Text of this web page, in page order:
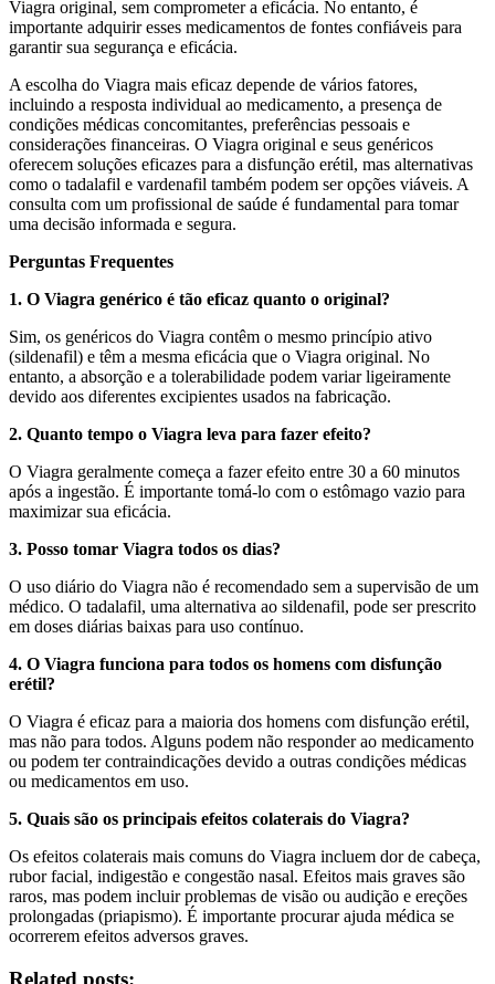
Viagra original, sem comprometer a eficácia. No entanto, é
importante adquirir esses medicamentos de fontes confiáveis para
garantir sua segurança e eficácia.
A escolha do Viagra mais eficaz depende de vários fatores,
incluindo a resposta individual ao medicamento, a presença de
condições médicas concomitantes, preferências pessoais e
considerações financeiras. O Viagra original e seus genéricos
oferecem soluções eficazes para a disfunção erétil, mas alternativas
como o tadalafil e vardenafil também podem ser opções viáveis. A
consulta com um profissional de saúde é fundamental para tomar
uma decisão informada e segura.
Perguntas Frequentes
1. O Viagra genérico é tão eficaz quanto o original?
Sim, os genéricos do Viagra contêm o mesmo princípio ativo
(sildenafil) e têm a mesma eficácia que o Viagra original. No
entanto, a absorção e a tolerabilidade podem variar ligeiramente
devido aos diferentes excipientes usados na fabricação.
2. Quanto tempo o Viagra leva para fazer efeito?
O Viagra geralmente começa a fazer efeito entre 30 a 60 minutos
após a ingestão. É importante tomá-lo com o estômago vazio para
maximizar sua eficácia.
3. Posso tomar Viagra todos os dias?
O uso diário do Viagra não é recomendado sem a supervisão de um
médico. O tadalafil, uma alternativa ao sildenafil, pode ser prescrito
em doses diárias baixas para uso contínuo.
4. O Viagra funciona para todos os homens com disfunção
erétil?
O Viagra é eficaz para a maioria dos homens com disfunção erétil,
mas não para todos. Alguns podem não responder ao medicamento
ou podem ter contraindicações devido a outras condições médicas
ou medicamentos em uso.
5. Quais são os principais efeitos colaterais do Viagra?
Os efeitos colaterais mais comuns do Viagra incluem dor de cabeça,
rubor facial, indigestão e congestão nasal. Efeitos mais graves são
raros, mas podem incluir problemas de visão ou audição e ereções
prolongadas (priapismo). É importante procurar ajuda médica se
ocorrerem efeitos adversos graves.
Related posts: